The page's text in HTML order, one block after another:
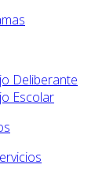
Deliberante
Escolar